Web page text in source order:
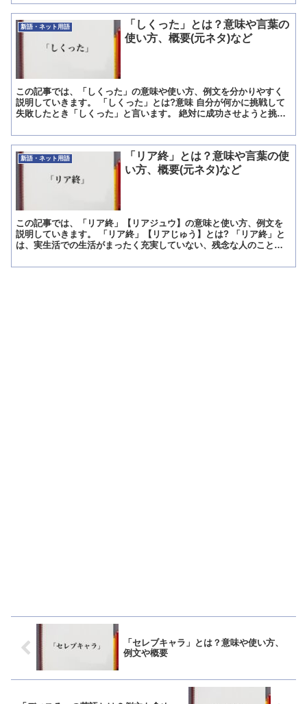
新語・ネット用語
「しくった」とは？意味や言葉の
使い方、概要(元ネタ)など
この記事では、「しくった」の意味や使い方、例文を分かりやすく
説明していきます。 「しくった」とは?意味 自分が何かに挑戦して
失敗したとき「しくった」と言います。 絶対に成功させようと挑戦
新語・ネット用語
「リア終」とは？意味や言葉の使
い方、概要(元ネタ)など
この記事では、「リア終」【リアジュウ】の意味と使い方、例文を
説明していきます。 「リア終」【リアじゅう】とは? 「リア終」と
は、実生活での生活がまったく充実していない、残念な人のことを
「セレブキャラ」とは？意味や使い方、
例文や概要